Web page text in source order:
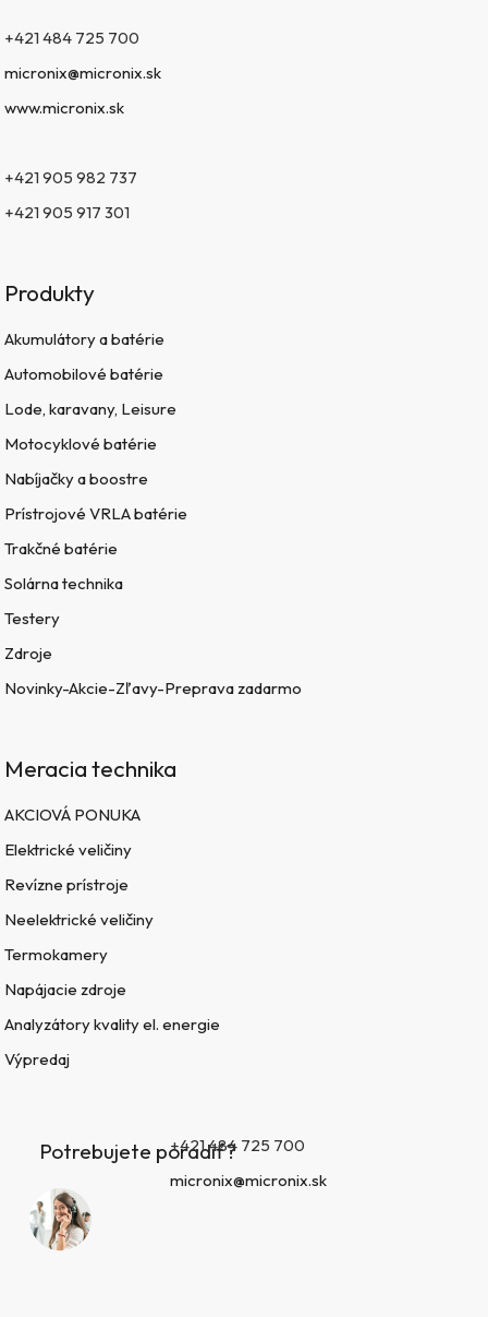
+421 484 725 700
micronix@micronix.sk
www.micronix.sk
+421 905 982 737
+421 905 917 301
Produkty
Akumulátory a batérie
Automobilové batérie
Lode, karavany, Leisure
Motocyklové batérie
Nabíjačky a boostre
Prístrojové VRLA batérie
Trakčné batérie
Solárna technika
Testery
Zdroje
Novinky-Akcie-Zľavy-Preprava zadarmo
Meracia technika
AKCIOVÁ PONUKA
Elektrické veličiny
Revízne prístroje
Neelektrické veličiny
Termokamery
Napájacie zdroje
Analyzátory kvality el. energie
Výpredaj
Potrebujete poradiť?+421 484 725 700
micronix@micronix.sk